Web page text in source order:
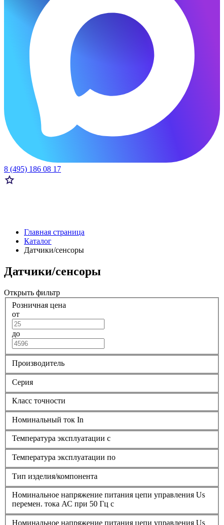
8 (495) 186 08 17
Главная страница
Каталог
Датчики/сенсоры
Датчики/сенсоры
Открыть фильтр
Розничная цена
от
до
Производитель
Серия
Класс точности
Номинальный ток In
Температура эксплуатации с
Температура эксплуатации по
Тип изделия/компонента
Номинальное напряжение питания цепи управления Us
перемен. тока АС при 50 Гц с
Номинальное напряжение питания цепи управления Us